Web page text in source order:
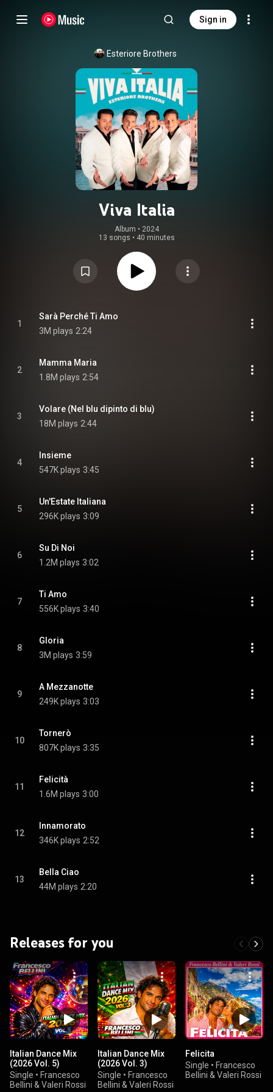
Sign in
Esteriore Brothers
Viva Italia
Album • 2024
13 songs • 40 minutes
1
Sarà Perché Ti Amo
3M plays 2:24
2
Mamma Maria
1.8M plays 2:54
3
Volare (Nel blu dipinto di blu)
18M plays 2:44
4
Insieme
547K plays 3:45
5
Un'Estate Italiana
296K plays 3:09
6
Su Di Noi
1.2M plays 3:02
7
Ti Amo
556K plays 3:40
8
Gloria
3M plays 3:59
9
A Mezzanotte
249K plays 3:03
10
Tornerò
807K plays 3:35
11
Felicità
1.6M plays 3:00
12
Innamorato
346K plays 2:52
13
Bella Ciao
44M plays 2:20
Releases for you
Italian Dance Mix
(2026 Vol. 5)
Single • Francesco
Bellini & Valeri Rossi
Italian Dance Mix
(2026 Vol. 3)
Single • Francesco
Bellini & Valeri Rossi
Felicita
Single • Francesco
Bellini & Valeri Rossi